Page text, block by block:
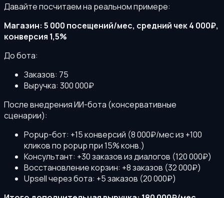
Давайте посчитаем на реальном примере:
Магазин: 5 000 посещений/мес, средний чек 4 000₽,
конверсия 1,5%
До бота:
Заказов: 75
Выручка: 300 000₽
После внедрения ИИ-бота (консервативные
сценарии):
Popup-бот: +15 конверсий (8 000₽/мес из +100
кликов по popup при 15% конв.)
Консультант: +30 заказов из диалогов (120 000₽)
Восстановление корзин: +8 заказов (32 000₽)
Upsell через бота: +5 заказов (20 000₽)